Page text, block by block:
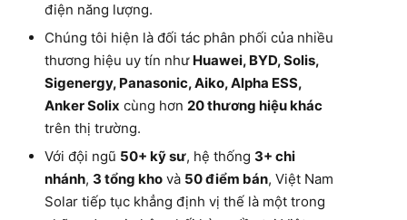
điện năng lượng.
Chúng tôi hiện là đối tác phân phối của nhiều
thương hiệu uy tín như Huawei, BYD, Solis,
Sigenergy, Panasonic, Aiko, Alpha ESS,
Anker Solix cùng hơn 20 thương hiệu khác
trên thị trường.
Với đội ngũ 50+ kỹ sư, hệ thống 3+ chi
nhánh, 3 tổng kho và 50 điểm bán, Việt Nam
Solar tiếp tục khẳng định vị thế là một trong